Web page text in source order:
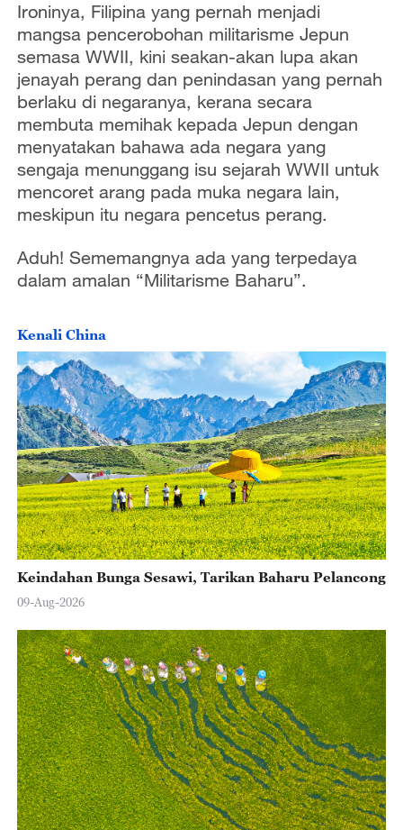
Ironinya, Filipina yang pernah menjadi
mangsa pencerobohan militarisme Jepun
semasa WWII, kini seakan-akan lupa akan
jenayah perang dan penindasan yang pernah
berlaku di negaranya, kerana secara
membuta memihak kepada Jepun dengan
menyatakan bahawa ada negara yang
sengaja menunggang isu sejarah WWII untuk
mencoret arang pada muka negara lain,
meskipun itu negara pencetus perang.
Aduh! Sememangnya ada yang terpedaya
dalam amalan “Militarisme Baharu”.
Kenali China
Keindahan Bunga Sesawi, Tarikan Baharu Pelancong
09-Aug-2026